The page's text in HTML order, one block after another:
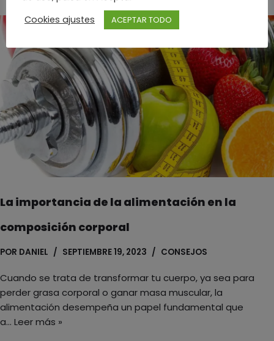
La importancia de la alimentación en la
composición corporal
POR DANIEL SEPTIEMBRE 19, 2023 CONSEJOS
Cuando se trata de transformar tu cuerpo, ya sea para
perder grasa corporal o ganar masa muscular, la
alimentación desempeña un papel fundamental que
a… Leer más »
Cookies ajustes
ACEPTAR TODO